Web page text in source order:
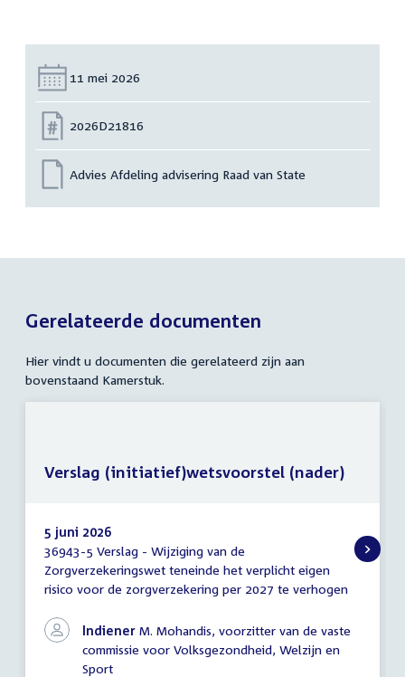
Datum:
11 mei 2026
Nummer:
2026D21816
Advies Afdeling advisering Raad van State
Gerelateerde documenten
Hier vindt u documenten die gerelateerd zijn aan
bovenstaand Kamerstuk.
Verslag
(initiatief)wetsvoorstel
(nader)
5 juni 2026
36943-5 Verslag - Wijziging van de
Zorgverzekeringswet teneinde het verplicht eigen
risico voor de zorgverzekering per 2027 te verhogen
Indiener M. Mohandis, voorzitter van de vaste
commissie voor Volksgezondheid, Welzijn en
Sport
Verslag (initiatief)wetsvoorstel (nader)